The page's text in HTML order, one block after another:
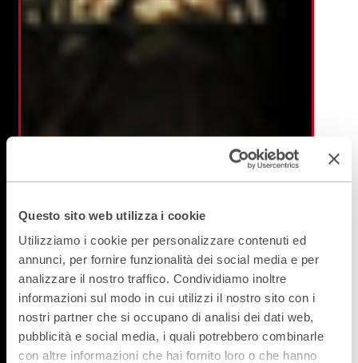
Questo sito web utilizza i cookie
Utilizziamo i cookie per personalizzare contenuti ed
annunci, per fornire funzionalità dei social media e per
analizzare il nostro traffico. Condividiamo inoltre
informazioni sul modo in cui utilizzi il nostro sito con i
nostri partner che si occupano di analisi dei dati web,
pubblicità e social media, i quali potrebbero combinarle
con altre informazioni che hai fornito loro o che hanno